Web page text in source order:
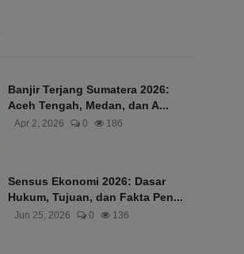
Banjir Terjang Sumatera 2026:
Aceh Tengah, Medan, dan A...
Apr 2, 2026 0 186
Sensus Ekonomi 2026: Dasar
Hukum, Tujuan, dan Fakta Pen...
Jun 25, 2026 0 136